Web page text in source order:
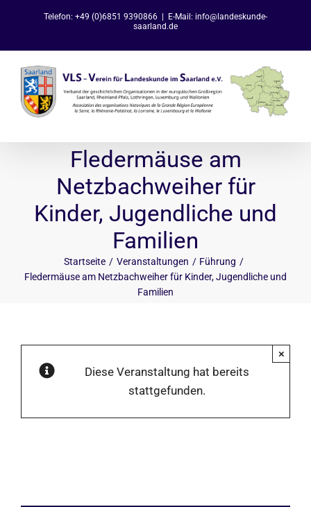
Telefon: +49 (0)6851 9390866
E-Mail: info@landeskunde-
saarland.de
Fledermäuse am
Netzbachweiher für
Kinder, Jugendliche und
Familien
Startseite Veranstaltungen
Führung
Fledermäuse am Netzbachweiher für Kinder, Jugendliche und
Familien
Diese Veranstaltung hat bereits
stattgefunden.
×